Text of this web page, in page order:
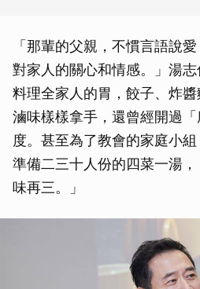
「那輩的父親，不慣言語說
對家人的關心和情感。」湯
料理全家人的胃，餃子、炸醬
滷味樣樣拿手，還曾經開過
度。甚至為了教會的家庭小
準備二三十人份的四菜一湯
味再三。」